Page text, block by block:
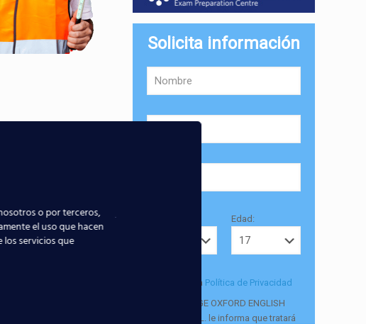
Solicita información
Edad:
Acepto la Política de Privacidad
EUROCOLLEGE OXFORD ENGLISH
INSTITUTE S.L. le informa que tratará
o por terceros,
el uso que hacen
los servicios que